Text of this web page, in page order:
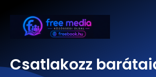
Csatlakozz